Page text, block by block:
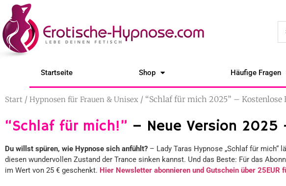
Startseite Shop Häufige Fragen
Start / Hypnosen für Frauen & Unisex / “Schlaf für mich 2025” – Kostenlose
“Schlaf für mich!” – Neue Version 2025
Du willst spüren, wie Hypnose sich anfühlt? – Lady Taras Hypnose „Schlaf für mich“
diesen wundervollen Zustand der Trance sinken kannst. Und das Beste: Für das
im Wert von 25 € geschenkt. Hier Newsletter abonnieren und Gutschein über 25EUR